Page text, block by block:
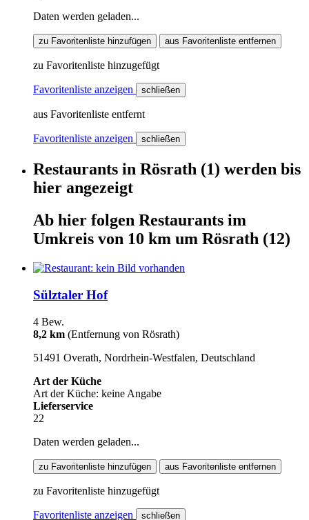
Daten werden geladen...
zu Favoritenliste hinzufügen aus Favoritenliste entfernen
zu Favoritenliste hinzugefügt
Favoritenliste anzeigen schließen
aus Favoritenliste entfernt
Favoritenliste anzeigen schließen
Restaurants in Rösrath (1) werden bis
hier angezeigt
Ab hier folgen Restaurants im
Umkreis von 10 km um Rösrath (12)
Sülztaler Hof
4 Bew.
8,2 km (Entfernung von Rösrath)
51491 Overath, Nordrhein-Westfalen, Deutschland
Art der Küche
Art der Küche: keine Angabe
Lieferservice
22
Daten werden geladen...
zu Favoritenliste hinzufügen aus Favoritenliste entfernen
zu Favoritenliste hinzugefügt
Favoritenliste anzeigen schließen